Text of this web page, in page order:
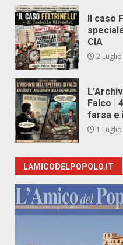
Il caso
CIA
2
Falco |
farsa e
1
LAMICODELPOPOLO.IT